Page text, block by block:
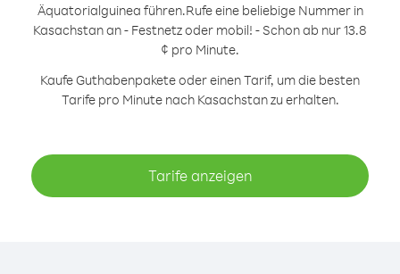
Äquatorialguinea führen.Rufe eine beliebige Nummer in
Kasachstan an - Festnetz oder mobil! - Schon ab nur 13.8
¢ pro Minute.
Kaufe Guthabenpakete oder einen Tarif, um die besten
Tarife pro Minute nach Kasachstan zu erhalten.
Tarife anzeigen